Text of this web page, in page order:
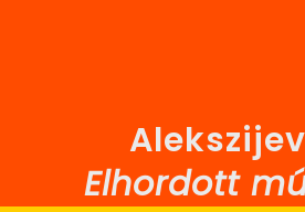
Elhordott